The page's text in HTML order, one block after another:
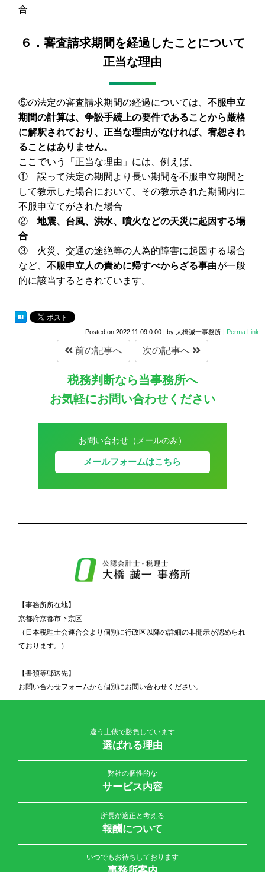
合
６．審査請求期間を経過したことについて
正当な理由
⑤の法定の審査請求期間の経過については、不服申立
期間の計算は、争訟手続上の要件であることから厳格
に解釈されており、正当な理由がなければ、宥恕され
ることはありません。
ここでいう「正当な理由」には、例えば、
① 誤って法定の期間より長い期間を不服申立期間と
して教示した場合において、その教示された期間内に
不服申立てがされた場合
②地震、台風、洪水、噴火などの天災に起因する場
合
③ 火災、交通の途絶等の人為的障害に起因する場合
など、不服申立人の責めに帰すべからざる事由が一般
的に該当するとされています。
Posted on 2022.11.09 0:00 | by 大橋誠一事務所 | Perma Link
前の記事へ 次の記事へ
税務判断なら当事務所へ
お気軽にお問い合わせください
お問い合わせ（メールのみ）
メールフォームはこちら
【事務所所在地】
京都府京都市下京区
（日本税理士会連合会より個別に行政区以降の詳細の非開示が認められ
ております。）
【書類等郵送先】
お問い合わせフォームから個別にお問い合わせください。
違う土俵で勝負しています
選ばれる理由
弊社の個性的な
サービス内容
所長が適正と考える
報酬について
いつでもお待ちしております